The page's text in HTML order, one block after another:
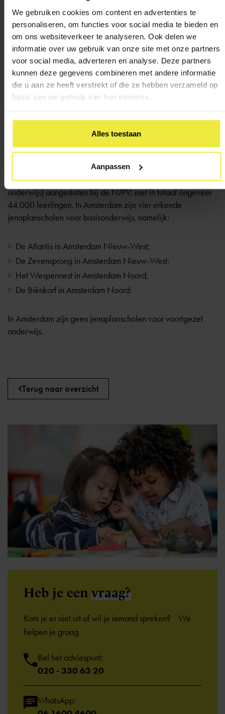
We gebruiken cookies om content en advertenties te
personaliseren, om functies voor social media te bieden en
om ons websiteverkeer te analyseren. Ook delen we
informatie over uw gebruik van onze site met onze partners
voor social media, adverteren en analyse. Deze partners
kunnen deze gegevens combineren met andere informatie
die u aan ze heeft verstrekt of die ze hebben verzameld op
basis van uw gebruik van hun services.
Alles toestaan
Aanpassen
10-minutengesprek met de leerkracht;
Koffiemorgens: tien keer per jaar is er een koffiemorgen,
waarbij ouders en de directie en/of het OKT belangrijke
onderwerpen bespreken over de school en de kinderen;
Schoolpraatapp; snelle en laagdrempelige communicatie
over de groep en de school.
school en ligt aan de beschikbaarheid van de ouders.
Jenaplanscholen in Amsterdam
In Nederland zijn 210 jenaplanscholen (basis- en voortgezet
onderwijs) aangesloten bij de NJPV, met in totaal ongeveer
44.000 leerlingen. In Amsterdam zijn vier erkende
jenaplanscholen voor basisonderwijs, namelijk:
De Atlantis in Amsterdam Nieuw-West;
De Zevensprong in Amsterdam Nieuw-West;
HetWespennest in Amsterdam Noord;
De Biënkorfin Amsterdam Noord.
In Amsterdam zijn geen jenaplanscholen voor voortgezet
onderwijs.
Terug naar overzicht
Heb je een vraag?
Kom je er niet uit of wil je iemand spreken? We
helpen je graag.
Bel het adviespunt:
020 - 330 63 20
WhatsApp: